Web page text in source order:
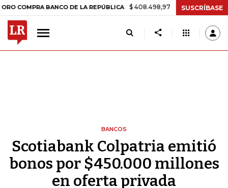
BANCO DE LA REPÚBLICA $ 408.498,97 +$ 8.753,81 +2,19%
SUSCRÍBASE
BANCOS
Scotiabank Colpatria emitió
bonos por $450.000 millones
en oferta privada